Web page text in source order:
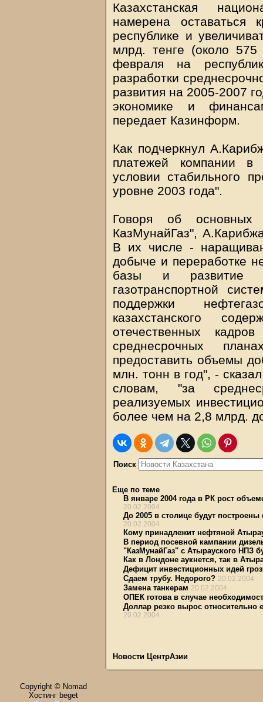
Казахстанская
намерена оставаться
республике и
млрд. тенге (около
февраля на
разработки
развития на 2005-2007
экономике и
передает Казинформ.
Как подчеркнул
платежей компании в
условии стабильного
уровне 2003 года".
Говоря об основных
КазМунайГаз",
В их числе -
добыче и переработке
базы и развитие
газотранспортной
поддержки
казахстанского
отечественных
среднесрочных
предоставить объемы
млн. тонн в год", -
словам, "за
реализуемых
более чем на 2,8 млрд.
Поиск
Еще по теме
В январе 2004 года в РК рост
20.02.2004
До 2005 в столице будут
20.02.2004
Кому принадлежит нефтяной
В период посевной кампании
"КазМунайГаз" с Атырауского НПЗ
Как в Лондоне аукнется, так в
Дефицит инвестиционных идей
Сдаем трубу. Недорого? 20.02.2004
Замена танкерам 20.02.2004
ОПЕК готова в случае
Доллар резко вырос относительно
20.02.2004
Новости ЦентрАзии
Copyright © Nomad
Хостинг beget